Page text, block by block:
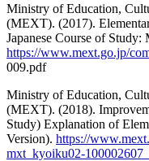
Ministry of Education,
(MEXT). (2017).
Japanese Course of Study:
https://www.mext.go.jp/
009.pdf
Ministry of Education,
(MEXT). (2018).
Study) Explanation of
Version). https://
mxt_kyoiku02-